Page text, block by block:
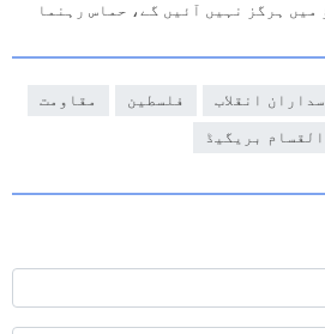
میں ہرگز نہیں آئیں گے، حماس رہنما
انقلاب فلسطین مقاومت
القسام بریگیڈ